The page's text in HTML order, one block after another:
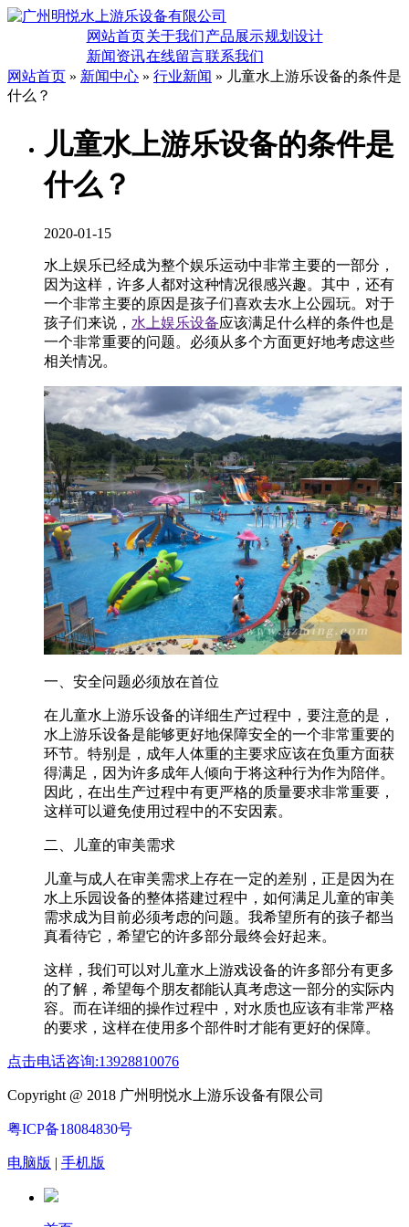
网站首页关于我们产品展示规划设计
新闻资讯在线留言联系我们
网站首页 » 新闻中心 » 行业新闻 » 儿童水上游乐设备的条件是
什么？
儿童水上游乐设备的条件是
什么？
2020-01-15
水上娱乐已经成为整个娱乐运动中非常主要的一部分，
因为这样，许多人都对这种情况很感兴趣。其中，还有
一个非常主要的原因是孩子们喜欢去水上公园玩。对于
孩子们来说， 水上娱乐设备应该满足什么样的条件也是
一个非常重要的问题。必须从多个方面更好地考虑这些
相关情况。
一、安全问题必须放在首位
在儿童水上游乐设备的详细生产过程中，要注意的是，
水上游乐设备是能够更好地保障安全的一个非常重要的
环节。特别是，成年人体重的主要求应该在负重方面获
得满足，因为许多成年人倾向于将这种行为作为陪伴。
因此，在出生产过程中有更严格的质量要求非常重要，
这样可以避免使用过程中的不安因素。
二、儿童的审美需求
儿童与成人在审美需求上存在一定的差别，正是因为在
水上乐园设备的整体搭建过程中，如何满足儿童的审美
需求成为目前必须考虑的问题。我希望所有的孩子都当
真看待它，希望它的许多部分最终会好起来。
这样，我们可以对儿童水上游戏设备的许多部分有更多
的了解，希望每个朋友都能认真考虑这一部分的实际内
容。而在详细的操作过程中，对水质也应该有非常严格
的要求，这样在使用多个部件时才能有更好的保障。
点击电话咨询:13928810076
Copyright @ 2018 广州明悦水上游乐设备有限公司
粤ICP备18084830号
电脑版 | 手机版